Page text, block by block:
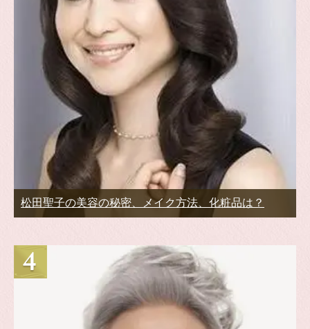
松田聖子の美容の秘密、メイク方法、化粧品は？